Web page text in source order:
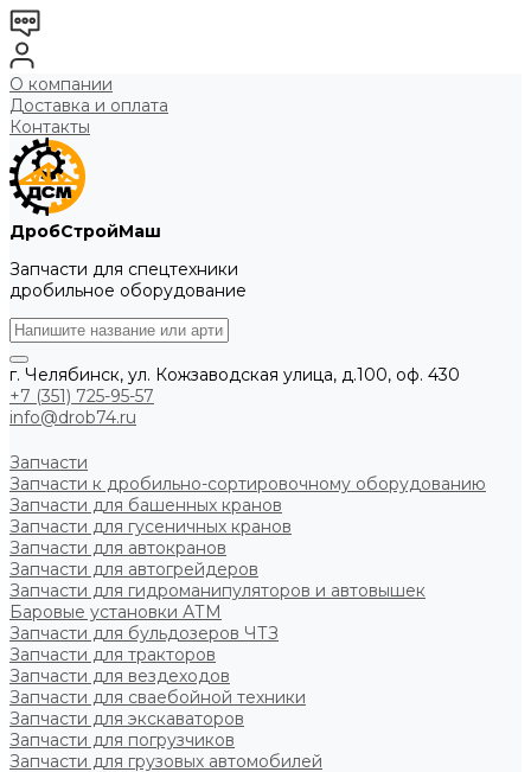
О компании
Доставка и оплата
Контакты
ДробСтройМаш
Запчасти для спецтехники
дробильное оборудование
г. Челябинск, ул. Кожзаводская улица, д.100, оф. 430
+7 (351) 725-95-57
info@drob74.ru
Запчасти
Запчасти к дробильно-сортировочному оборудованию
Запчасти для башенных кранов
Запчасти для гусеничных кранов
Запчасти для автокранов
Запчасти для автогрейдеров
Запчасти для гидроманипуляторов и автовышек
Баровые установки АТМ
Запчасти для бульдозеров ЧТЗ
Запчасти для тракторов
Запчасти для вездеходов
Запчасти для сваебойной техники
Запчасти для экскаваторов
Запчасти для погрузчиков
Запчасти для грузовых автомобилей